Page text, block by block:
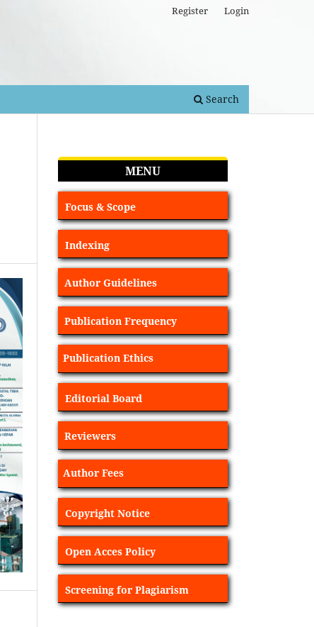
Search
Register Login
MENU
Focus & Scope
Indexing
Author Guidelines
Publication Frequency
Publication Ethics
Editorial Board
Reviewers
Author Fees
Copyright Notice
Open Acces Policy
Screening for Plagiarism